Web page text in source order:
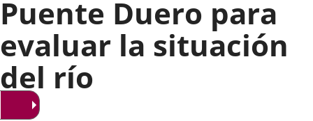
Puente Duero para
evaluar la situación
del río